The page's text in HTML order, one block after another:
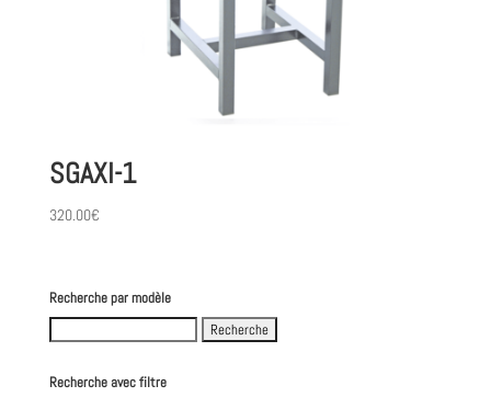
SGAXI-1
320.00€
Recherche par modèle
Recherche avec filtre